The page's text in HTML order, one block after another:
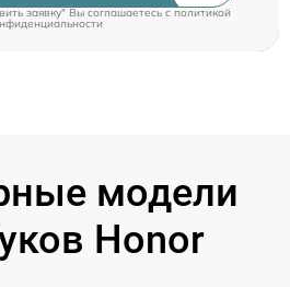
заявку" Вы соглашаетесь cполитикой
модели
Honor